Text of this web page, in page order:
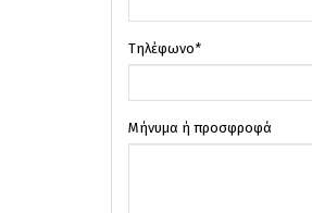
Τηλέφωνο*
Μήνυμα ή προσφροφά